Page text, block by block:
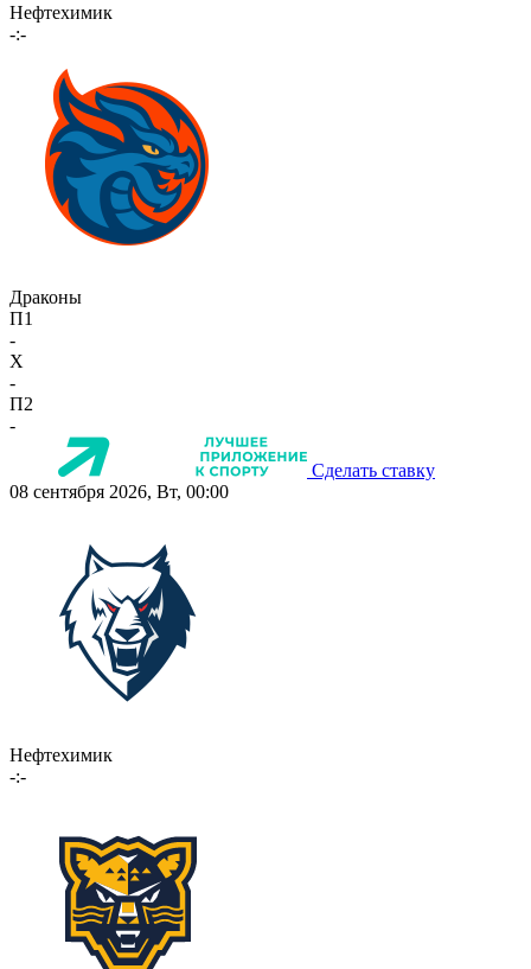
Нефтехимик
-:-
Драконы
П1
-
X
-
П2
-
Сделать ставку
08 сентября 2026, Вт, 00:00
Нефтехимик
-:-